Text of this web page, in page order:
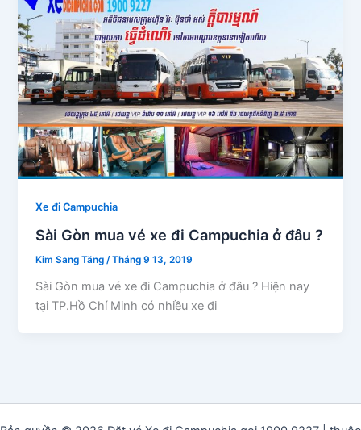
Xe đi Campuchia
Sài Gòn mua vé xe đi Campuchia ở đâu ?
Kim Sang Tăng/Tháng 9 13, 2019
Sài Gòn mua vé xe đi Campuchia ở đâu ? Hiện nay
tại TP.Hồ Chí Minh có nhiều xe đi